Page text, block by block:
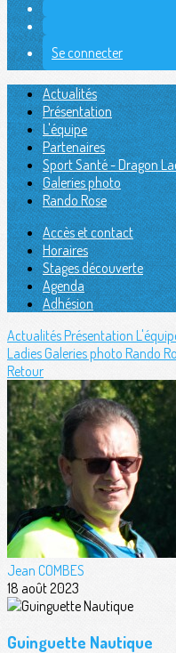
Se connecter
Actualités
Présentation
L'équipe
Partenaires
Sport Santé - Dragon
Galeries photo
Rando Rose
Accès et contact
Horaires
Stages découverte
Agenda
Adhésion
ActualitésPrésentation
LadiesGaleries photo Rando
Retour
Jean COMBES
18 août 2023
Guinguette Nautique